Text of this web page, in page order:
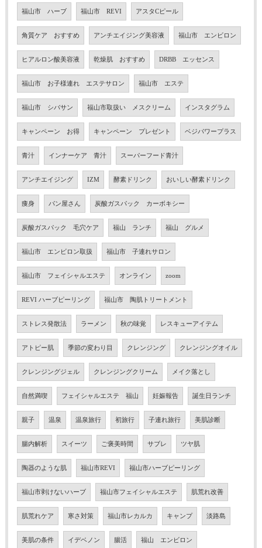
福山市 ハーブ 福山市 REVI アスタCピール
角質ケア おすすめ アンチエイジング美容液 福山市 エンビロン
ヒアルロン酸美容液 乾燥肌 おすすめ DRBB エッセンス
福山市 お子様連れ エステサロン 福山市 エステ
福山市 シバサン 福山市取扱い メスクリーム インスタグラム
キャンペーン お得 キャンペーン プレゼント ベジパワープラス
青汁 インナーケア 青汁 スーパーフード青汁
アンチエイジング IZM 酵素ドリンク おいしい酵素ドリンク
痩身 パン屋さん 炭酸ガスパック カーボキシー
炭酸ガスパック 毛穴ケア 福山 ランチ 福山 グルメ
福山市 エンビロン取扱 福山市 子連れサロン
福山市 フェイシャルエステ オンライン zoom
REVI ハーブピーリング 福山市 陶肌トリートメント
ストレス発散法 ラーメン 秋の味覚 レスキューアイテム
アトピー肌 季節の変わり目 クレンジング クレンジングオイル
クレンジングジェル クレンジングクリーム メイク落とし
自然満喫 フェイシャルエステ 福山 妊娠報告 誕生日ランチ
親子 温泉 温泉旅行 初旅行 子連れ旅行 美肌診断
腸内解析 スイーツ ご褒美時間 サブレ ツヤ肌
陶器のような肌 福山市REVI 福山市ハーブピーリング
福山市剥けないハーブ 福山市フェイシャルエステ 肌荒れ改善
肌荒れケア 寒さ対策 福山市レカルカ キャンプ 淡路島
美肌の条件 イデベノン 腸活 福山 エンビロン